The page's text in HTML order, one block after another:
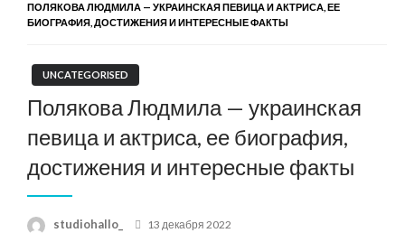
ПОЛЯКОВА ЛЮДМИЛА — УКРАИНСКАЯ ПЕВИЦА И АКТРИСА, ЕЕ
БИОГРАФИЯ, ДОСТИЖЕНИЯ И ИНТЕРЕСНЫЕ ФАКТЫ
UNCATEGORISED
Полякова Людмила — украинская
певица и актриса, ее биография,
достижения и интересные факты
studiohallo_
Posted
13 декабря 2022